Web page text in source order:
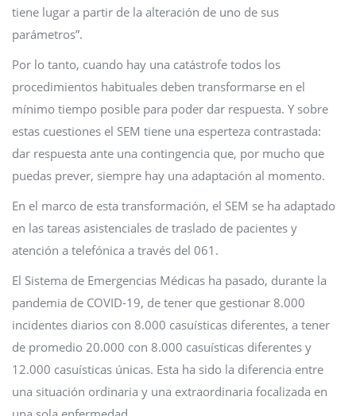
tiene lugar a partir de la alteración de uno de sus
parámetros”.
Por lo tanto, cuando hay una catástrofe todos los
procedimientos habituales deben transformarse en el
mínimo tiempo posible para poder dar respuesta. Y sobre
estas cuestiones el SEM tiene una esperteza contrastada:
dar respuesta ante una contingencia que, por mucho que
puedas prever, siempre hay una adaptación al momento.
En el marco de esta transformación, el SEM se ha adaptado
en las tareas asistenciales de traslado de pacientes y
atención a telefónica a través del 061.
El Sistema de Emergencias Médicas ha pasado, durante la
pandemia de COVID-19, de tener que gestionar 8.000
incidentes diarios con 8.000 casuísticas diferentes, a tener
de promedio 20.000 con 8.000 casuísticas diferentes y
12.000 casuísticas únicas. Esta ha sido la diferencia entre
una situación ordinaria y una extraordinaria focalizada en